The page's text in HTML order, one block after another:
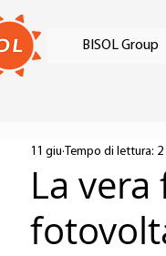
BISOL Group
La
11 giu Tempo di lettura: 2